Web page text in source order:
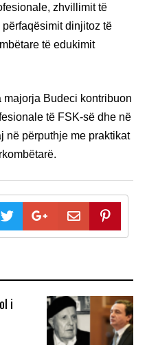
zhvillimit të
dinjitoz të
të edukimit
majorja Budeci kontribuon
të FSK-së dhe në
në përputhje me praktikat
i